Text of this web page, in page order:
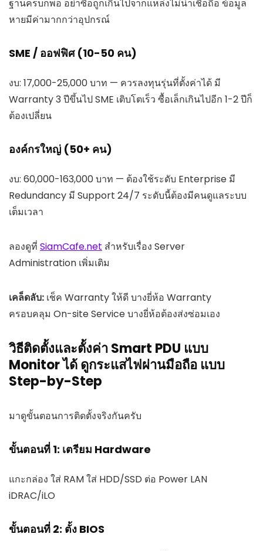
ฐานครบก็พอ อย่าซื้อถูกเกินไปจากแหล่งไม่น่าเชื่อถือ ข้อมูล
หายมีค่ามากกว่าอุปกรณ์
SME / ออฟฟิศ (10-50 คน)
งบ: 17,000-25,000 บาท — ควรลงทุนรุ่นที่ตั้งค่าได้ มี
Warranty 3 ปีขึ้นไป SME เติบโตเร็ว ซื้อเล็กเกินไปอีก 1-2 ปีก็
ต้องเปลี่ยน
องค์กรใหญ่ (50+ คน)
งบ: 60,000-163,000 บาท — ต้องใช้ระดับ Enterprise มี
Redundancy มี Support 24/7 ระดับนี้ต้องมีคนดูแลระบบ
เต็มเวลา
ลองดูที่ SiamCafe.net สำหรับเรื่อง Server
Administration เพิ่มเติม
เคล็ดลับ: เช็ค Warranty ให้ดี บางยี่ห้อ Warranty
ครอบคลุม On-site Service บางยี่ห้อต้องส่งซ่อมเอง
วิธีติดตั้งและตั้งค่า Smart PDU แบบ
Monitor ได้ ดูกระแสไฟผ่านมือถือ แบบ
Step-by-Step
มาดูขั้นตอนการติดตั้งจริงกันครับ
ขั้นตอนที่ 1: เตรียม Hardware
แกะกล่อง ใส่ RAM ใส่ HDD/SSD ต่อ Power LAN
iDRAC/iLO
ขั้นตอนที่ 2: ตั้ง BIOS